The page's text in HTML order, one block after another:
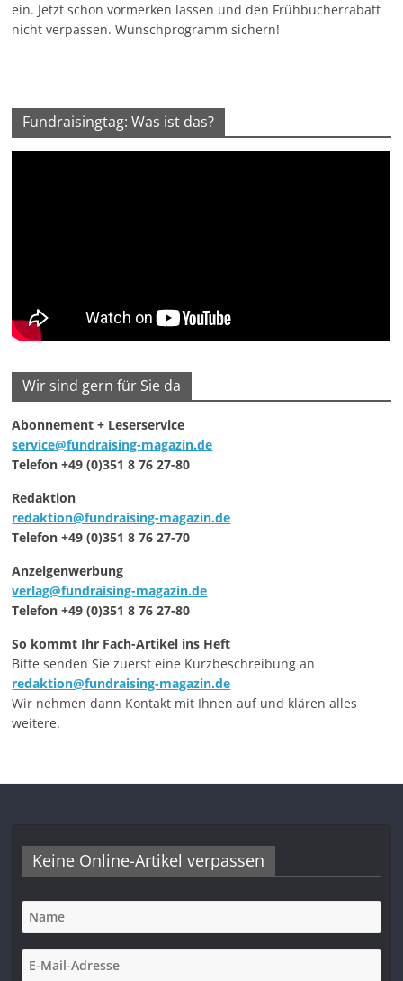
ein. Jetzt schon vormerken lassen und den Frühbucherrabatt
nicht verpassen. Wunschprogramm sichern!
Fundraisingtag: Was ist das?
Wir sind gern für Sie da
Abonnement + Leserservice
service@fundraising-magazin.de
Telefon +49 (0)351 8 76 27-80
Redaktion
redaktion@fundraising-magazin.de
Telefon +49 (0)351 8 76 27-70
Anzeigenwerbung
verlag@fundraising-magazin.de
Telefon +49 (0)351 8 76 27-80
So kommt Ihr Fach-Artikel ins Heft
Bitte senden Sie zuerst eine Kurzbeschreibung an
redaktion@fundraising-magazin.de
Wir nehmen dann Kontakt mit Ihnen auf und klären alles
weitere.
Keine Online-Artikel verpassen